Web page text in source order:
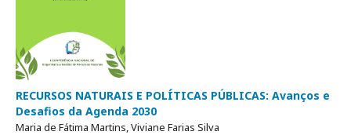
RECURSOS NATURAIS E POLÍTICAS PÚBLICAS: Avanços e
Desafios da Agenda 2030
Maria de Fátima Martins, Viviane Farias Silva